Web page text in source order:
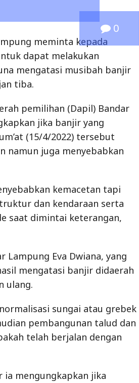
0
meminta kepada
dapat melakukan
mengatasi musibah banjir
tiba.
pemilihan (Dapil) Bandar
jika banjir yang
(15/4/2022) tersebut
namun juga menyebabkan
kemacetan tapi
dan kendaraan serta
saat dimintai keterangan,
Lampung Eva Dwiana, yang
mengatasi banjir didaerah
ulang.
sungai atau grebek
pembangunan talud dan
telah berjalan dengan
ia mengungkapkan jika